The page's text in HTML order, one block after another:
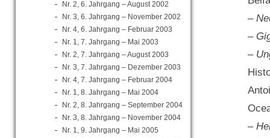
Nr. 2, 6. Jahrgang – August 2002
Nr. 3, 6. Jahrgang – November 2002
Nr. 4, 6. Jahrgang – Februar 2003
Nr. 1, 7. Jahrgang – Mai 2003
Nr. 2, 7. Jahrgang – August 2003
Nr. 3, 7. Jahrgang – Dezember 2003
Nr. 4, 7. Jahrgang – Februar 2004
Nr. 1, 8. Jahrgang – Mai 2004
Nr. 2, 8. Jahrgang – September 2004
Nr. 3, 8. Jahrgang – November 2004
Nr. 1, 9. Jahrgang – Mai 2005
–
–
–
–